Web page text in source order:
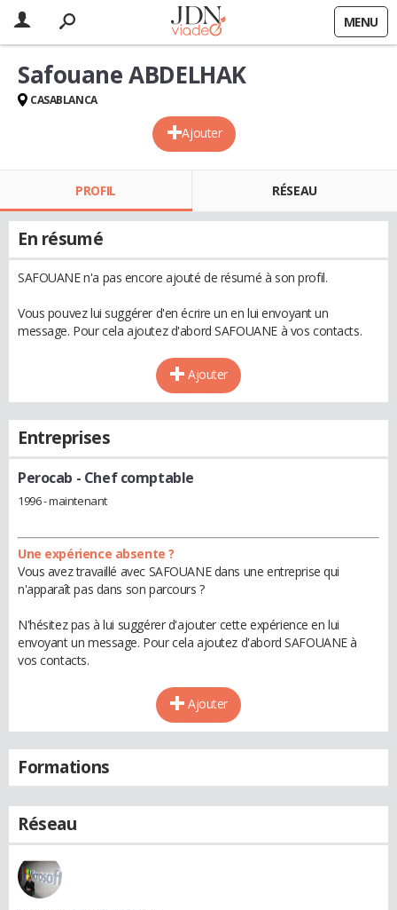
MENU
Ajouter
Safouane ABDELHAK
CASABLANCA
PROFIL RÉSEAU
En résumé
SAFOUANE n'a pas encore ajouté de résumé à son profil.
Vous pouvez lui suggérer d'en écrire un en lui envoyant un
message. Pour cela ajoutez d'abord SAFOUANE à vos contacts.
Ajouter
Entreprises
Perocab - Chef comptable
1996 - maintenant
Une expérience absente ?
Vous avez travaillé avec SAFOUANE dans une entreprise qui
n'apparaît pas dans son parcours ?
N'hésitez pas à lui suggérer d'ajouter cette expérience en lui
envoyant un message. Pour cela ajoutez d'abord SAFOUANE à
vos contacts.
Ajouter
Formations
Réseau